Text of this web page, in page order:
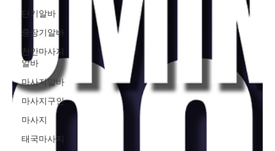
단기알바
중장기알바
천안마사지
알바
마사지알바
마사지구인
마사지
태국마사지